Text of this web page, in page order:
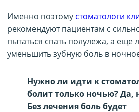
Именно поэтому стоматологи
рекомендуют пациентам с
пытаться спать полулежа, а еще
уменьшить зубную боль в
Нужно ли идти к
болит только ночью? Да,
Без лечения боль будет